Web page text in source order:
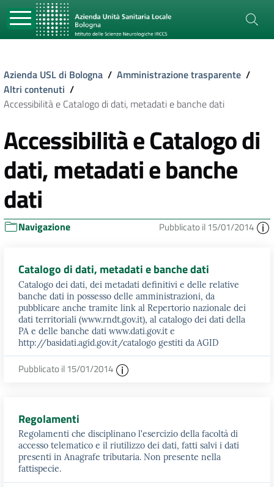
Azienda USL di Bologna / Amministrazione trasparente /
Altri contenuti /
Accessibilità e Catalogo di dati, metadati e banche dati
Accessibilità e Catalogo di
dati, metadati e banche
dati
Navigazione Pubblicato il 15/01/2014
Catalogo di dati, metadati e banche dati
Catalogo dei dati, dei metadati definitivi e delle relative
banche dati in possesso delle amministrazioni, da
pubblicare anche tramite link al Repertorio nazionale dei
dati territoriali (www.rndt.gov.it), al catalogo dei dati della
PA e delle banche dati www.dati.gov.it e
http://basidati.agid.gov.it/catalogo gestiti da AGID
Pubblicato il 15/01/2014
Regolamenti
Regolamenti che disciplinano l'esercizio della facoltà di
accesso telematico e il riutilizzo dei dati, fatti salvi i dati
presenti in Anagrafe tributaria. Non presente nella
fattispecie.